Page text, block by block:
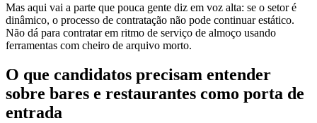
Mas aqui vai a parte que pouca gente diz em voz alta: se o setor é
dinâmico, o processo de contratação não pode continuar estático.
Não dá para contratar em ritmo de serviço de almoço usando
ferramentas com cheiro de arquivo morto.
O que candidatos precisam entender
sobre bares e restaurantes como porta de
entrada